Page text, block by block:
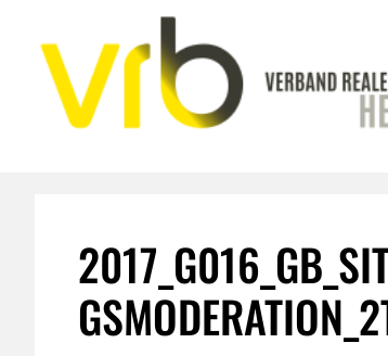
Inhalt
springen